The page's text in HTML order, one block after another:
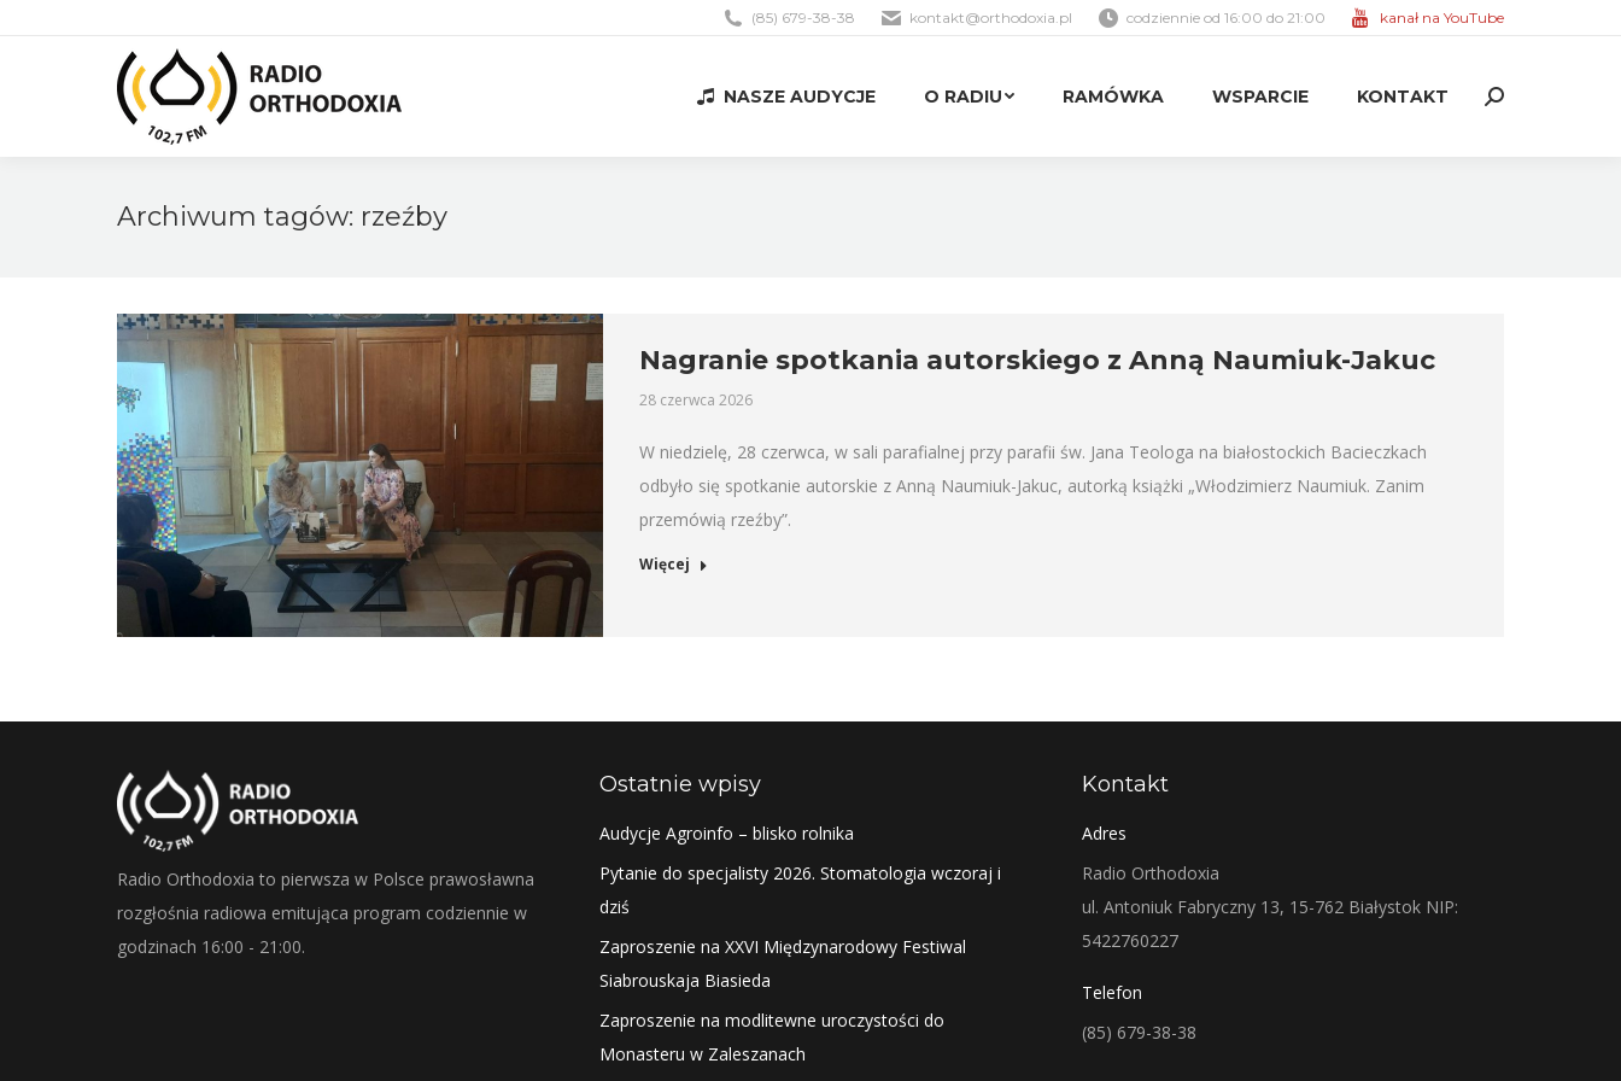
(85) 679-38-38 kontakt@orthodoxia.pl codziennie od 16:00 do 21:00 kanał na YouTube
NASZE AUDYCJE O RADIU RAMÓWKA WSPARCIE KONTAKT Search:
Archiwum tagów: rzeźby
Nagranie spotkania autorskiego z Anną Naumiuk-Jakuc
28 czerwca 2026
W niedzielę, 28 czerwca, w sali parafialnej przy parafii św. Jana Teologa na białostockich Bacieczkach
odbyło się spotkanie autorskie z Anną Naumiuk-Jakuc, autorką książki „Włodzimierz Naumiuk. Zanim
przemówią rzeźby”.
Więcej
Radio Orthodoxia to pierwsza w Polsce prawosławna
rozgłośnia radiowa emitująca program codziennie w
godzinach 16:00 - 21:00.
Ostatnie wpisy
Audycje Agroinfo – blisko rolnika
Pytanie do specjalisty 2026. Stomatologia wczoraj i
dziś
Zaproszenie na XXVI Międzynarodowy Festiwal
Siabrouskaja Biasieda
Zaproszenie na modlitewne uroczystości do
Monasteru w Zaleszanach
Kontakt
Adres
Radio Orthodoxia
ul. Antoniuk Fabryczny 13, 15-762 Białystok NIP:
5422760227
Telefon
(85) 679-38-38